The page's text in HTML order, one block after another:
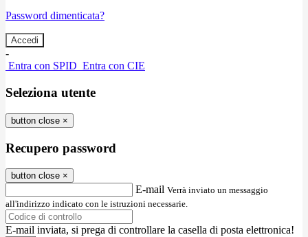
Password dimenticata?
-
Entra con SPID Entra con CIE
Seleziona utente
button close ×
Recupero password
button close ×
E-mail Verrà inviato un messaggio
all'indirizzo indicato con le istruzioni necessarie.
E-mail inviata, si prega di controllare la casella di posta elettronica!